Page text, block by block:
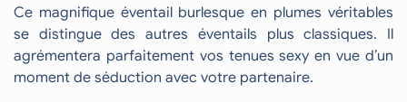
Ce magnifique éventail burlesque en plumes véritables
se distingue des autres éventails plus classiques. Il
agrémentera parfaitement vos tenues sexy en vue d’un
moment de séduction avec votre partenaire.